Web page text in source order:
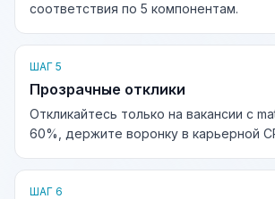
соответствия по 5 компонентам.
ШАГ 5
Прозрачные отклики
Откликайтесь только на вакансии с
60%, держите воронку в карьерной
ШАГ 6